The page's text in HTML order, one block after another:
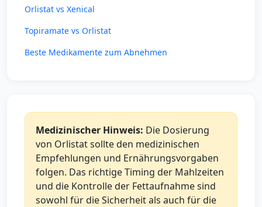
Orlistat vs Xenical
Topiramate vs Orlistat
Beste Medikamente zum Abnehmen
Medizinischer Hinweis: Die Dosierung
von Orlistat sollte den medizinischen
Empfehlungen und Ernährungsvorgaben
folgen. Das richtige Timing der Mahlzeiten
und die Kontrolle der Fettaufnahme sind
sowohl für die Sicherheit als auch für die